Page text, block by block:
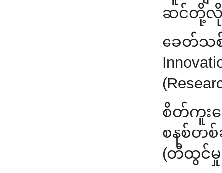
ဆင်တို့လို
ခေတ်သစ်
စိတ်ကူး
စနစ်တ
(တီထွင်မှု